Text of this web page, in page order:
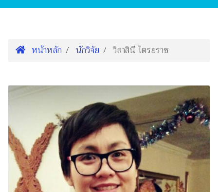
หน้าหลัก นักวิจัย วิลาสินี ไตรยราช